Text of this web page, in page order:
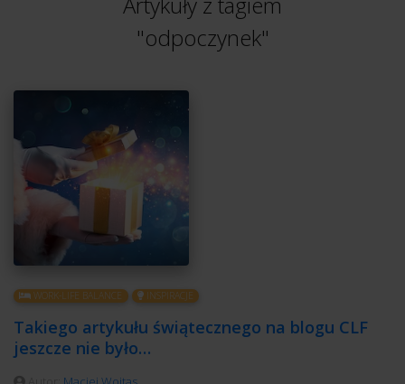
"odpoczynek"
WORK-LIFE BALANCE INSPIRACJE
Takiego artykułu świątecznego na blogu CLF
jeszcze nie było…